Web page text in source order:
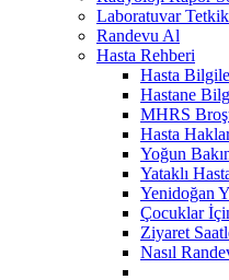
Laboratuvar Tetkik
Randevu Al
Hasta Rehberi
Hasta
Hastane
MHRS
Hasta
Yoğun
Yataklı
Yenidoğan
Çocuklar
Ziyaret
Nasıl